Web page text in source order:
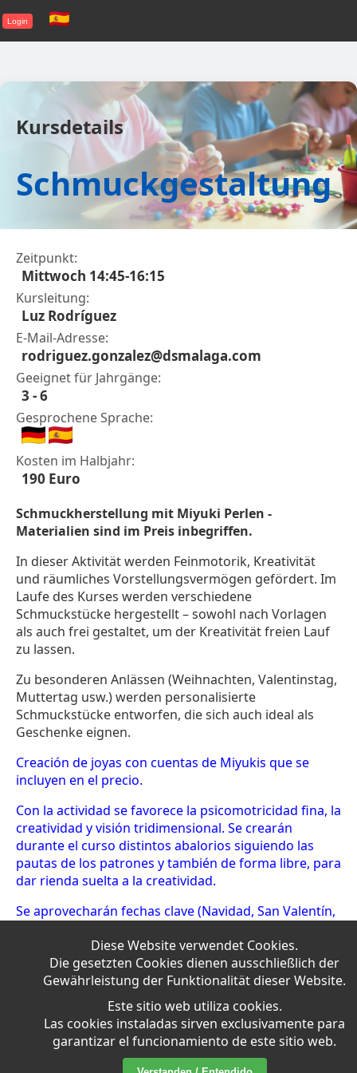
Login
Kursdetails
Schmuck­gestaltung
Zeitpunkt:
Mittwoch 14:45-16:15
Kursleitung:
Luz Rodríguez
E-Mail-Adresse:
rodriguez.gonzalez@dsmalaga.com
Geeignet für Jahrgänge:
3 - 6
Gesprochene Sprache:
Kosten im Halbjahr:
190 Euro
Schmuckherstellung mit Miyuki Perlen -
Materialien sind im Preis inbegriffen.
In dieser Aktivität werden Feinmotorik, Kreativität
und räumliches Vorstellungsvermögen gefördert. Im
Laufe des Kurses werden verschiedene
Schmuckstücke hergestellt – sowohl nach Vorlagen
als auch frei gestaltet, um der Kreativität freien Lauf
zu lassen.
Zu besonderen Anlässen (Weihnachten, Valentinstag,
Muttertag usw.) werden personalisierte
Schmuckstücke entworfen, die sich auch ideal als
Geschenke eignen.
Creación de joyas con cuentas de Miyukis que se
incluyen en el precio.
Con la actividad se favorece la psicomotricidad fina, la
creatividad y visión tridimensional. Se crearán
durante el curso distintos abalorios siguiendo las
pautas de los patrones y también de forma libre, para
dar rienda suelta a la creatividad.
Se aprovecharán fechas clave (Navidad, San Valentín,
como posibles regalos.Diese Website verwendet Cookies.
Die gesetzten Cookies dienen ausschließlich der
Gewährleistung der Funktionalität dieser Website.
Este sitio web utiliza cookies.
Las cookies instaladas sirven exclusivamente para
garantizar el funcionamiento de este sitio web.